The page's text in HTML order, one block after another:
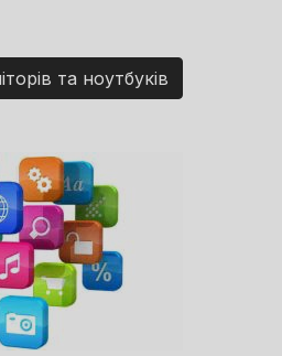
та ноутбуків